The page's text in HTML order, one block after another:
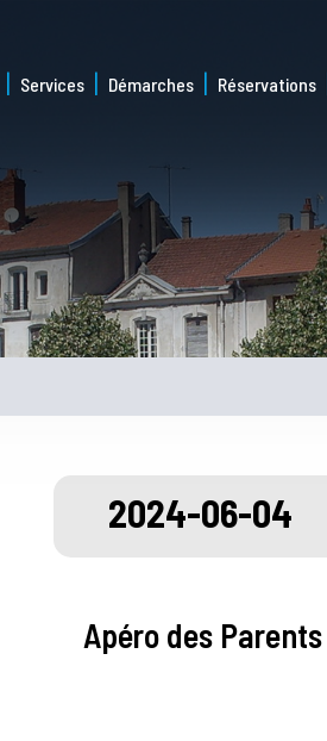
Services Démarches Réservations
2024-06-04
Apéro des Parents